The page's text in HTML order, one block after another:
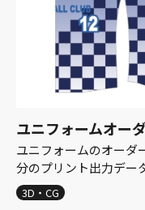
ユニフォームオー
ユニフォームのオーダ
分のプリント出力デー
3D・CG